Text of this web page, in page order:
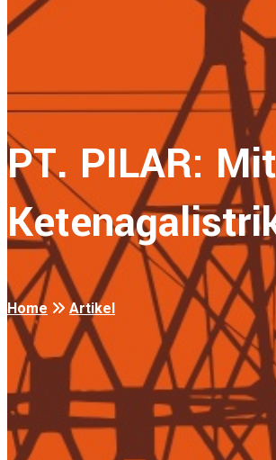
PT. PILAR:
Home Artikel